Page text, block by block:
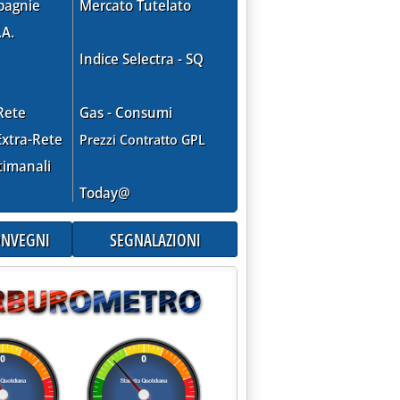
presidente'
Rete
Mercato Tutelato
Indice Selectra - SQ
Gas - Consumi
Prezzi Contratto GPL
Today@
SEGNALAZIONI